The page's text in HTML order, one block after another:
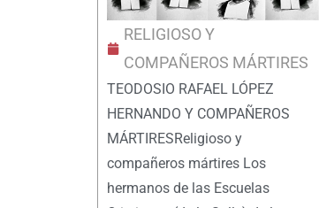
RELIGIOSO Y
COMPAÑEROS MÁRTIRES
TEODOSIO RAFAEL LÓPEZ
HERNANDO Y COMPAÑEROS
MÁRTIRESReligioso y
compañeros mártires Los
hermanos de las Escuelas